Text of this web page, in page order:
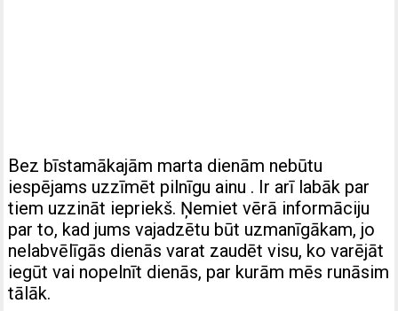
Bez bīstamākajām marta dienām nebūtu
iespējams uzzīmēt pilnīgu ainu . Ir arī labāk par
tiem uzzināt iepriekš. Ņemiet vērā informāciju
par to, kad jums vajadzētu būt uzmanīgākam, jo ​​
nelabvēlīgās dienās varat zaudēt visu, ko varējāt
iegūt vai nopelnīt dienās, par kurām mēs runāsim
tālāk.